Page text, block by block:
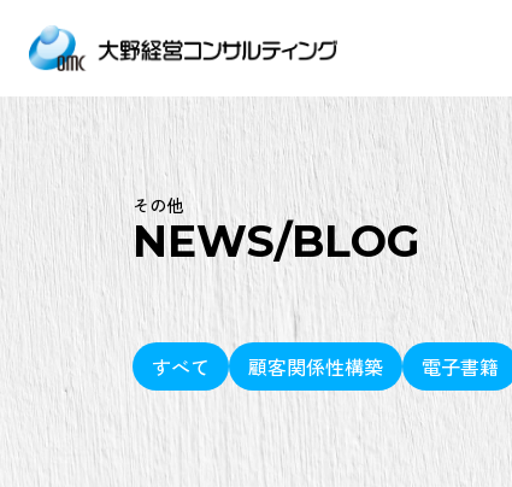
その他
NEWS/BLOG
すべて 顧客関係性構築 電子書籍